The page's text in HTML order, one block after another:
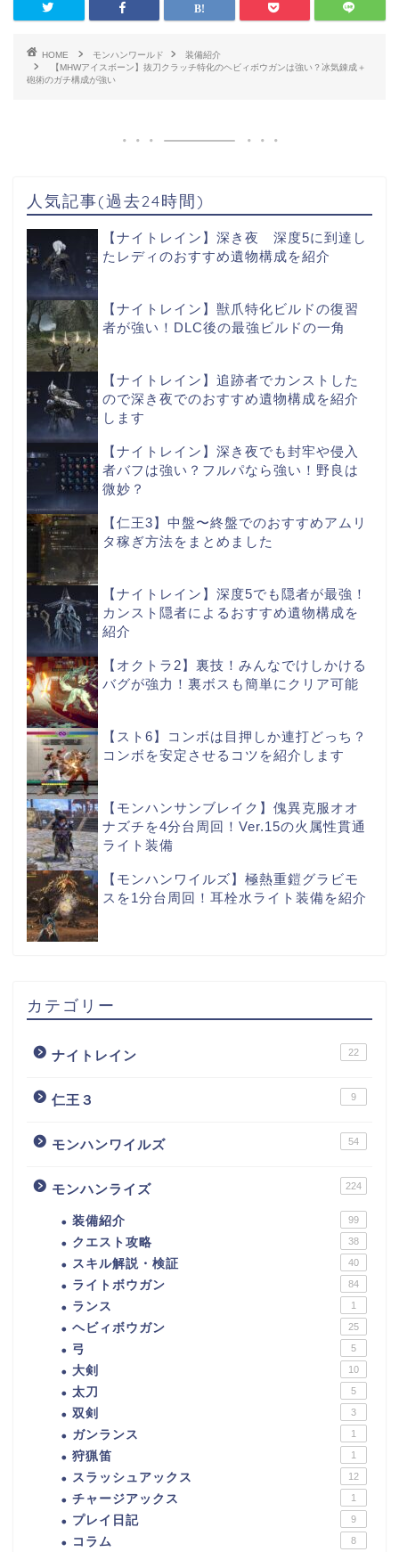
HOME モンハンワールド
装備紹介
【MHWアイスボーン】抜刀クラッチ特化のヘビィボウガンは強い？冰気錬成＋
砲術のガチ構成が強い
人気記事(過去24時間)
【ナイトレイン】深き夜 深度5に到達し
たレディのおすすめ遺物構成を紹介
【ナイトレイン】獣爪特化ビルドの復習
者が強い！DLC後の最強ビルドの一角
【ナイトレイン】追跡者でカンストした
ので深き夜でのおすすめ遺物構成を紹介
します
【ナイトレイン】深き夜でも封牢や侵入
者バフは強い？フルパなら強い！野良は
微妙？
【仁王3】中盤〜終盤でのおすすめアムリ
タ稼ぎ方法をまとめました
【ナイトレイン】深度5でも隠者が最強！
カンスト隠者によるおすすめ遺物構成を
紹介
【オクトラ2】裏技！みんなでけしかける
バグが強力！裏ボスも簡単にクリア可能
【スト6】コンボは目押しか連打どっち？
コンボを安定させるコツを紹介します
【モンハンサンブレイク】傀異克服オオ
ナズチを4分台周回！Ver.15の火属性貫通
ライト装備
【モンハンワイルズ】極熱重鎧グラビモ
スを1分台周回！耳栓水ライト装備を紹介
カテゴリー
ナイトレイン 22
仁王３ 9
モンハンワイルズ 54
モンハンライズ 224
装備紹介 99
クエスト攻略 38
スキル解説・検証 40
ライトボウガン 84
ランス 1
ヘビィボウガン 25
弓 5
大剣 10
太刀 5
双剣 3
ガンランス 1
狩猟笛 1
スラッシュアックス 12
チャージアックス 1
プレイ日記 9
コラム 8